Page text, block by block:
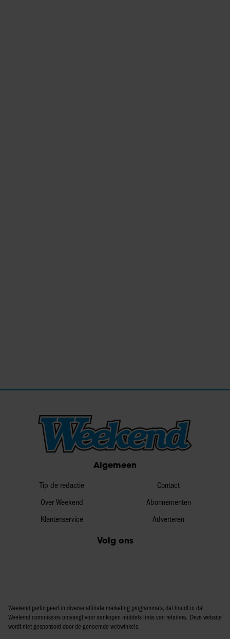
Algemeen
Tip de redactie
Over Weekend
Klantenservice
Contact
Abonnementen
Adverteren
Volg ons
Weekend participeert in diverse affiliate marketing programma’s, dat houdt in dat
Weekend commissies ontvangt voor aankopen middels links van retailers. Deze website
wordt niet gesponsord door de genoemde webwinkels.